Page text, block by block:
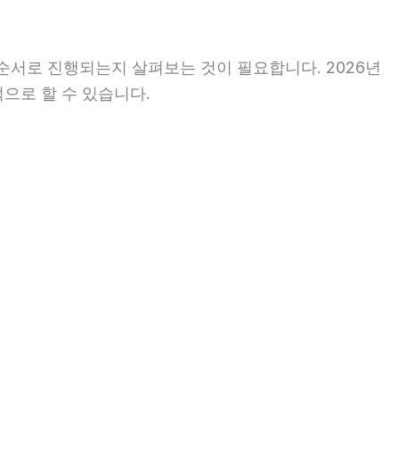
로 진행되는지 살펴보는 것이 필요합니다. 2026년
로 할 수 있습니다.